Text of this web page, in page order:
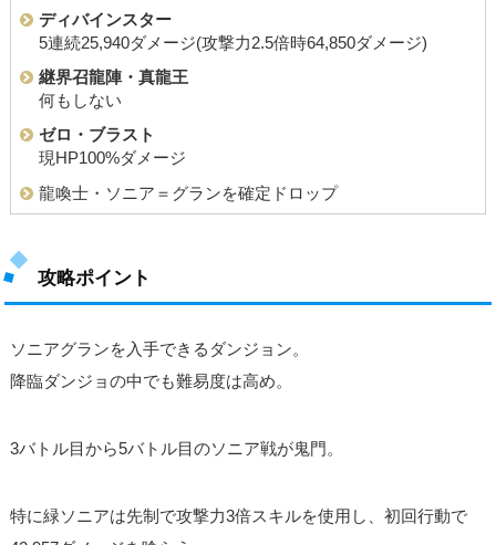
ディバインスター
5連続25,940ダメージ(攻撃力2.5倍時64,850ダメージ)
継界召龍陣・真龍王
何もしない
ゼロ・ブラスト
現HP100%ダメージ
龍喚士・ソニア＝グランを確定ドロップ
攻略ポイント
ソニアグランを入手できるダンジョン。
降臨ダンジョの中でも難易度は高め。
3バトル目から5バトル目のソニア戦が鬼門。
特に緑ソニアは先制で攻撃力3倍スキルを使用し、初回行動で